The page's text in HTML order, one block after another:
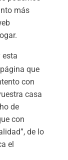
más
esta
que
con
casa
de
con
de lo
el